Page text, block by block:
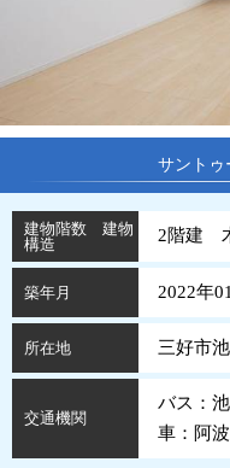
サントゥ
建物階数 建物
構造
2階建
築年月 2022年
所在地 三好市
交通機関
バス：
車：阿